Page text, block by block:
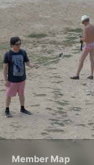
Member Map